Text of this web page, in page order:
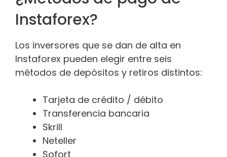
Instaforex?
Los inversores que se dan de alta en
Instaforex pueden elegir entre seis
métodos de depósitos y retiros distintos:
Tarjeta de crédito / débito
Transferencia bancaria
Skrill
Neteller
Sofort